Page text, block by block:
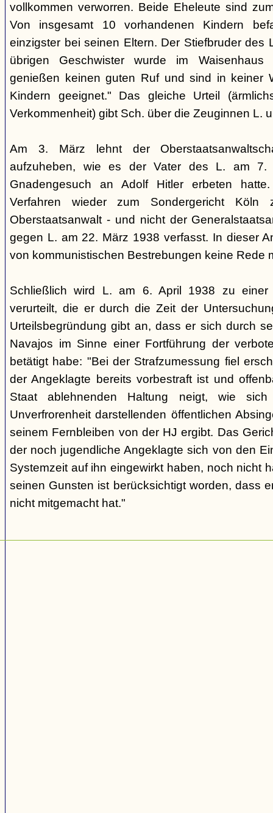
vollkommen verworren. Beide Eheleute sind
Von insgesamt 10 vorhandenen Kindern
einzigster bei seinen Eltern. Der Stiefbruder des
übrigen Geschwister wurde im Waisenhaus
genießen keinen guten Ruf und sind in keiner
Kindern geeignet." Das gleiche Urteil
Verkommenheit) gibt Sch. über die Zeuginnen L.
Am 3. März lehnt der
aufzuheben, wie es der Vater des L. am 7.
Gnadengesuch an Adolf Hitler erbeten
Verfahren wieder zum Sondergericht Köln
Oberstaatsanwalt - und nicht der
gegen L. am 22. März 1938 verfasst. In dieser
von kommunistischen Bestrebungen keine Rede
Schließlich wird L. am 6. April 1938 zu einer
verurteilt, die er durch die Zeit der
Urteilsbegründung gibt an, dass er sich durch
Navajos im Sinne einer Fortführung der
betätigt habe: "Bei der Strafzumessung fiel
der Angeklagte bereits vorbestraft ist und
Staat ablehnenden Haltung neigt, wie
Unverfrorenheit darstellenden öffentlichen
seinem Fernbleiben von der HJ ergibt. Das
der noch jugendliche Angeklagte sich von den
Systemzeit auf ihn eingewirkt haben, noch nicht
seinen Gunsten ist berücksichtigt worden, dass
nicht mitgemacht hat."